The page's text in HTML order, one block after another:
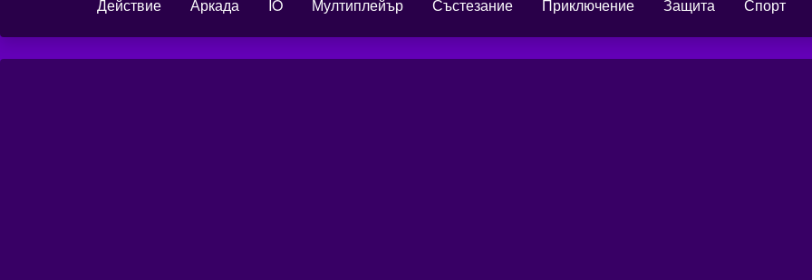
Действие Аркада IO Мултиплейър Състезание Приключение Защита Спорт